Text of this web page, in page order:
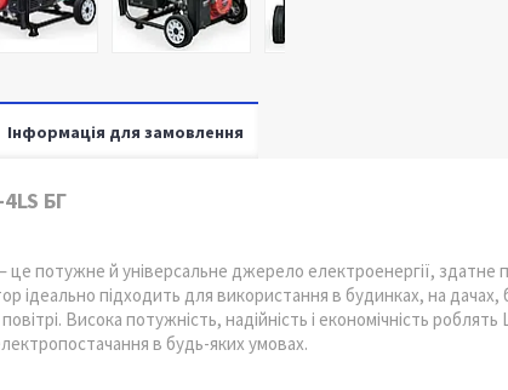
Інформація для замовлення
БГ
потужне й універсальне джерело електроенергії, здатне
ідеально підходить для використання в будинках, на дачах,
Висока потужність, надійність і економічність
в будь-яких умовах.